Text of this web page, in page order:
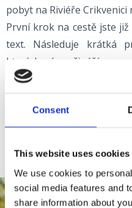
Consent
This website uses cookies
We use cookies to
social media features and
share information about
pobyt na Riviéře
První krok na cestě jste
text. Následuje krátká
kterých vám přinášíme
kam se vydat, kde
Začněte objevovat! Ucelte